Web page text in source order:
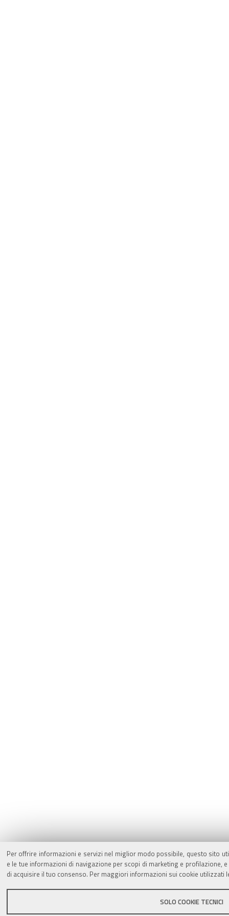
Per offrire informazioni e servizi nel miglior modo possibile, questo sito
e le tue informazioni di navigazione per scopi di marketing e
di acquisire il tuo consenso. Per maggiori informazioni sui cookie utilizzati
SOLO COOKIE TECNICI